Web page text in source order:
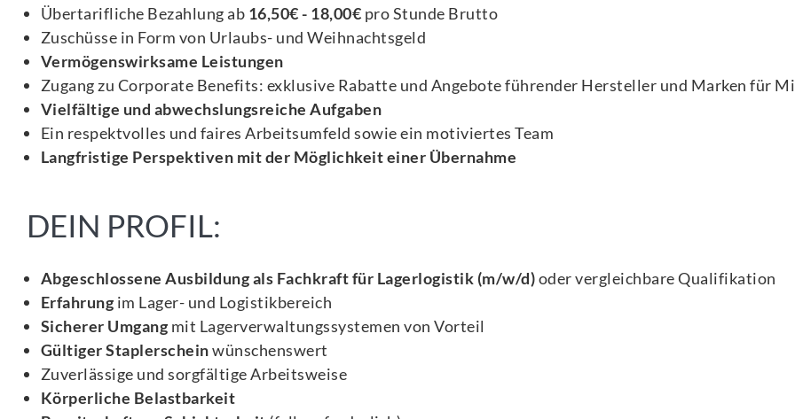
Übertarifliche Bezahlung ab 16,50€ - 18,00€ pro Stunde Brutto
Zuschüsse in Form von Urlaubs- und Weihnachtsgeld
Vermögenswirksame Leistungen
Zugang zu Corporate Benefits: exklusive Rabatte und Angebote führender Hersteller und Marken für
Vielfältige und abwechslungsreiche Aufgaben
Ein respektvolles und faires Arbeitsumfeld sowie ein motiviertes Team
Langfristige Perspektiven mit der Möglichkeit einer Übernahme
DEIN PROFIL:
Abgeschlossene Ausbildung als Fachkraft für Lagerlogistik (m/w/d)oder vergleichbare Qualifikation
Erfahrung im Lager- und Logistikbereich
Sicherer Umgang mit Lagerverwaltungssystemen von Vorteil
Gültiger Staplerscheinwünschenswert
Zuverlässige und sorgfältige Arbeitsweise
Körperliche Belastbarkeit